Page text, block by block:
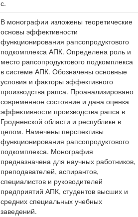
с.
В монографии изложены теоретические
основы эффективности
функционирования рапсопродуктового
подкомплекса АПК. Определена роль и
место рапсопродуктового подкомплекса
в системе АПК. Обозначены основные
условия и факторы эффективного
производства рапса. Проанализировано
современное состояние и дана оценка
эффективности производства рапса в
Гродненской области и республике в
целом. Намечены перспективы
функционирования рапсопродуктового
подкомплекса. Монография
предназначена для научных работников,
преподавателей, аспирантов,
специалистов и руководителей
предприятий АПК, студентов высших и
средних специальных учебных
заведений.